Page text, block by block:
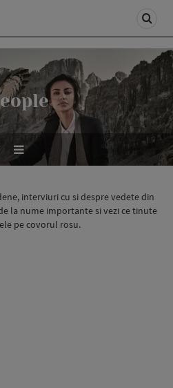
interviuri cu si despre vedete din
la nume importante si vezi ce tinute
pe covorul rosu.